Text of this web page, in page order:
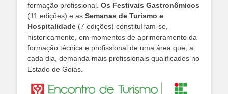
formação profissional. Os Festivais Gastronômicos
(11 edições) e as Semanas de Turismo e
Hospitalidade (7 edições) constituíram-se,
historicamente, em momentos de aprimoramento da
formação técnica e profissional de uma área que, a
cada dia, demanda mais profissionais qualificados no
Estado de Goiás.